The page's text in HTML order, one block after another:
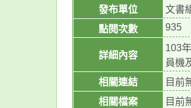
發布單位
文書
點閱次數
935
詳細內容
103
員機
相關連結
目前
相關檔案
目前